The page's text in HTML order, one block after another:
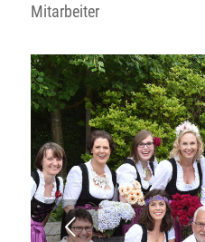
Mitarbeiter
Weiter